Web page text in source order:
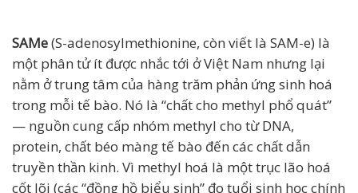
SAMe(S-adenosylmethionine, còn viết là SAM-e) là
một phân tử ít được nhắc tới ở Việt Nam nhưng lại
nằm ở trung tâm của hàng trăm phản ứng sinh hoá
trong mỗi tế bào. Nó là “chất cho methyl phổ quát”
— nguồn cung cấp nhóm methyl cho từ DNA,
protein, chất béo màng tế bào đến các chất dẫn
truyền thần kinh. Vì methyl hoá là một trục lão hoá
cốt lõi (các “đồng hồ biểu sinh” đo tuổi sinh học chính